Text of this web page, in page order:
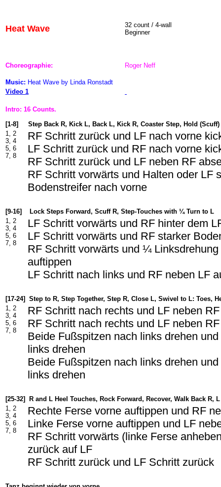
Heat Wave
32 count / 4-wall
Beginner
Choreographie: Roger Neff
Music: Heat Wave by Linda Ronstadt
Video 1
Intro: 16 Counts.
[1-8]
Step Back R, Kick L, Back L, Kick R, Coaster Step, Hold (Scuff)
1, 2
3, 4
5, 6
7, 8
RF Schritt zurück und LF nach vorne
LF Schritt zurück und RF nach vorne
RF Schritt zurück und LF neben RF
RF Schritt vorwärts und Halten oder LF
Bodenstreifer nach vorne
[9-16]
Lock Steps Forward, Scuff R, Step-Touches with ¼ Turn to L
1, 2
3, 4
5, 6
7, 8
LF Schritt vorwärts und RF hinter dem
LF Schritt vorwärts und RF starker
RF Schritt vorwärts und ¼
auftippen
LF Schritt nach links und RF neben LF
[17-24]
Step to R, Step Together, Step R, Close L, Swivel to L: Toes,
1, 2
3, 4
5, 6
7, 8
RF Schritt nach rechts und LF neben
RF Schritt nach rechts und LF neben
Beide Fußspitzen nach links drehen
links drehen
Beide Fußspitzen nach links drehen
links drehen
[25-32]
R and L Heel Touches, Rock Forward, Recover, Walk Back R, L
1, 2
3, 4
5, 6
7, 8
Rechte Ferse vorne auftippen und RF
Linke Ferse vorne auftippen und LF
RF Schritt vorwärts (linke Ferse
zurück auf LF
RF Schritt zurück und LF Schritt zurück